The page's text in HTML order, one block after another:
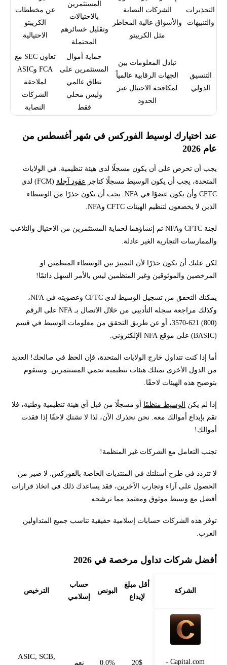
التحذيرات
والتنبيهات
الشركات النصابة
والأسواق عالية المخاطر
مثل الكريبتو
المستثمرين
بالاحتيالات
وتقليل خسائرهم
المحتملة
عن مخططات
الكريبتو
الاحتيالية
التنسيق
الدولي
تبادل المعلومات بين
الجهات الرقابية عالمياً
لمكافحة الاحتيال عبر
الحدود
حماية أموال
المستثمرين على
نطاق عالمي
وليس محلي
فقط
تعاون SEC مع
FCA وASIC
لملاحقة
الشركات
النصابة
عند اختيارك لوسيط الفوركس في شهر أغسطس من
عام 2026
يجب أن تحرص على أن يكون مسجلًا لدى هيئة تنظيمية. في الولايات
المتحدة، يجب أن يكون الوسيط مسجلًا كتاجر عقود آجلة
(FCM) لدى
CFTC وأن يكون عضوًا في NFA. يجب أن تكون حذرًا من الوسطاء
الذين لا يخضعون لتنظيم الهيئات CFTC وNFA.
لجنة CFTC وNFA تم إنشاؤهما لحماية المستثمرين من الاحتيال والتلاعب
والممارسات التجارية الغير عادلة.
لكن عليك أن تكون حذرًا لأن التمييز بين الوسطاء المنظمين او
المرخصين والموثوقين وغير المنظمين ليس بالأمر السهل دائمًا!
يمكنك التحقق من تسجيل الوسيط لدى CFTC وعضويته في NFA،
وكذلك مراجعة سجله التأديبي من خلال الاتصال بـ NFA على الرقم
(800) 621-3570، أو عن طريق التحقق من معلومات الوسيط في قسم
(BASIC) على موقع NFA الإلكتروني.
أما إذا كنت تتداول خارج الولايات المتحدة، فإن الحظ في صالحك! العديد
من الدول الأخرى تمتلك هيئات تنظيمية تحمي المستثمرين. وسنقوم
بتوضيح هذه الهيئات لاحقًا.
إذا لم يكن الوسيط منظمًا أو مسجلًا من قبل أي هيئة تنظيمية وطنية، فلا
تقم بإيداع أموالك معه. نحن نحذرك الآن، لذا لا تشتكِ لاحقًا إذا فقدت
أموالك!
تجنب التعامل مع الشركات غير المنظمة!
لا تتردد في طرح أسئلتك في المنتديات الخاصة بالفوركس. لا ضير من
الحصول على آراء وتجارب الآخرين، فقد يساعدك ذلك في اتخاذ قرارات
أفضل مع وسيط موثوق ومعتمد مما نرشحه
توفر هذه الشركات حسابات إسلامية حقيقية تناسب جميع المتداولين
العرب.
أفضل شركات تداول مرخصة في 2026
الشركة
أقل مبلغ
لإيداع
البونص
حساب
إسلامي
الترخيص
Capital.com -
20$
0.0% نعم
ASIC, SCB,